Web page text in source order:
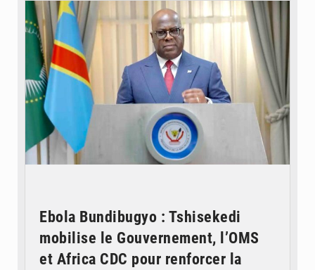
Ebola Bundibugyo : Tshisekedi
mobilise le Gouvernement, l’OMS
et Africa CDC pour renforcer la